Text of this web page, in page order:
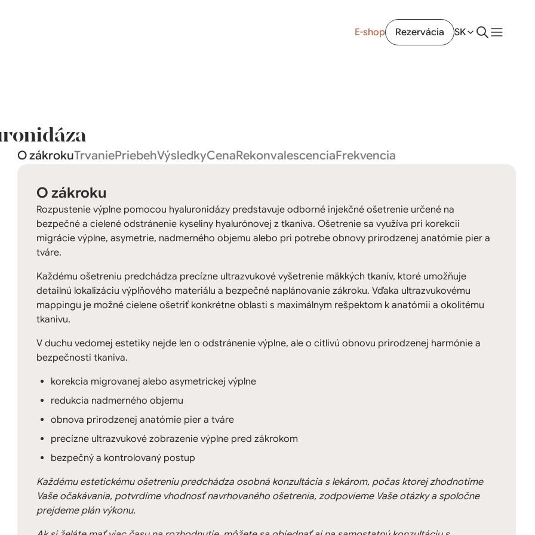
E-shop Rezervácia SK
O zákrokuTrvaniePriebehVýsledkyCenaRekonvalescenciaFrekvencia
O zákroku
Rozpustenie výplne pomocou hyaluronidázy predstavuje odborné injekčné ošetrenie určené na
bezpečné a cielené odstránenie kyseliny hyalurónovej z tkaniva. Ošetrenie sa využíva pri korekcii
migrácie výplne, asymetrie, nadmerného objemu alebo pri potrebe obnovy prirodzenej anatómie pier a
tváre.
Každému ošetreniu predchádza precízne ultrazvukové vyšetrenie mäkkých tkanív, ktoré umožňuje
detailnú lokalizáciu výplňového materiálu a bezpečné naplánovanie zákroku. Vďaka ultrazvukovému
mappingu je možné cielene ošetriť konkrétne oblasti s maximálnym rešpektom k anatómii a okolitému
tkanivu.
V duchu vedomej estetiky nejde len o odstránenie výplne, ale o citlivú obnovu prirodzenej harmónie a
bezpečnosti tkaniva.
korekcia migrovanej alebo asymetrickej výplne
redukcia nadmerného objemu
obnova prirodzenej anatómie pier a tváre
precízne ultrazvukové zobrazenie výplne pred zákrokom
bezpečný a kontrolovaný postup
Každému estetickému ošetreniu predchádza osobná konzultácia s lekárom, počas ktorej zhodnotíme
Vaše očakávania, potvrdíme vhodnosť navrhovaného ošetrenia, zodpovieme Vaše otázky a spoločne
prejdeme plán výkonu.